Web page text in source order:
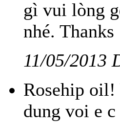
gì vui lòng
nhé. Thanks
11/05/2013
Rosehip oil!
dung voi e c